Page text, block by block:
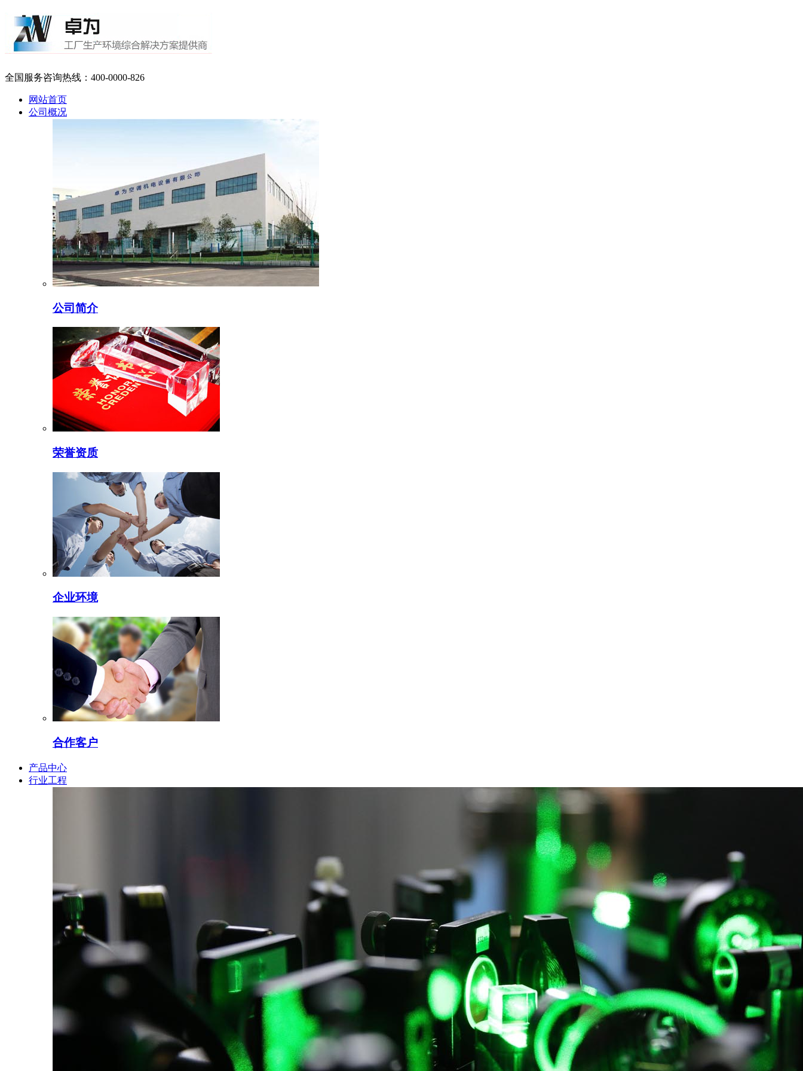
全国服务咨询热线： 400-0000-826
网站首页
公司概况
公司简介
荣誉资质
企业环境
合作客户
产品中心
行业工程